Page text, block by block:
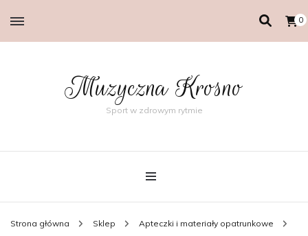
0
Muzyczna Krosno
Sport w zdrowym rytmie
Strona główna Sklep Apteczki i materiały opatrunkowe